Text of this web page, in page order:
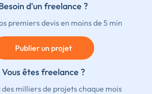
d'un freelance ?
premiers devis en moins de 5 min
Publier un projet
Vous êtes freelance ?
des milliers de projets chaque mois